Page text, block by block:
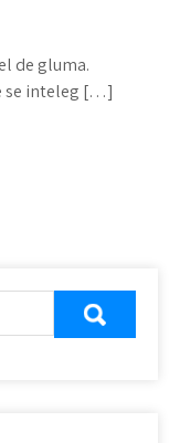
de gluma.
se inteleg […]